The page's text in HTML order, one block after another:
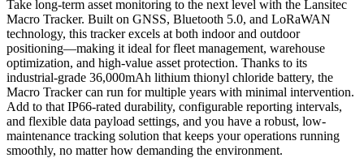
Take long-term asset monitoring to the next level with the Lansitec
Macro Tracker. Built on GNSS, Bluetooth 5.0, and LoRaWAN
technology, this tracker excels at both indoor and outdoor
positioning—making it ideal for fleet management, warehouse
optimization, and high-value asset protection. Thanks to its
industrial-grade 36,000mAh lithium thionyl chloride battery, the
Macro Tracker can run for multiple years with minimal intervention.
Add to that IP66-rated durability, configurable reporting intervals,
and flexible data payload settings, and you have a robust, low-
maintenance tracking solution that keeps your operations running
smoothly, no matter how demanding the environment.